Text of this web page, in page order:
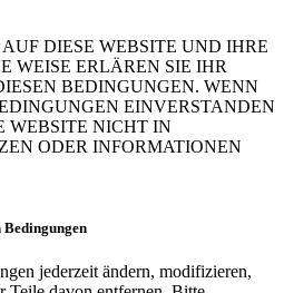
DIESE WEBSITE UND IHRE
WEISE ERLÄREN SIE IHR
BEDINGUNGEN. WENN
EINVERSTANDEN
WEBSITE NICHT IN
ODER INFORMATIONEN
Bedingungen
jederzeit ändern, modifizieren,